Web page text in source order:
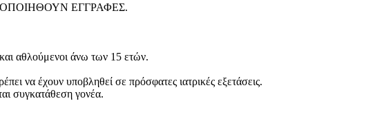
ΕΓΓΡΑΦΕΣ.
αθλούμενοι άνω των 15 ετών.
να έχουν υποβληθεί σε πρόσφατες ιατρικές εξετάσεις.
συγκατάθεση γονέα.